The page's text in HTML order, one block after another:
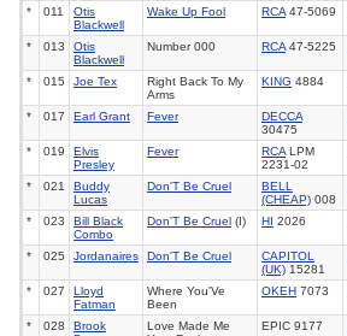
* 011
Otis
Blackwell
Wake Up Fool RCA 47-5069
* 013
Otis
Blackwell
Number 000 RCA 47-5225
* 015 Joe Tex
Right Back To My
Arms
KING 4884
* 017 Earl Grant Fever
DECCA
30475
* 019
Elvis
Presley
Fever RCA LPM
2231-02
* 021
Buddy
Lucas
Don'T Be Cruel
BELL
(CHEAP) 008
* 023
Bill Black
Combo
Don'T Be Cruel (I) HI 2026
* 025 Jordanaires Don'T Be Cruel
CAPITOL
(UK) 15281
* 027
Lloyd
Fatman
Where You'Ve
Been
OKEH 7073
* 028
Brook
Love Made Me
EPIC 9177